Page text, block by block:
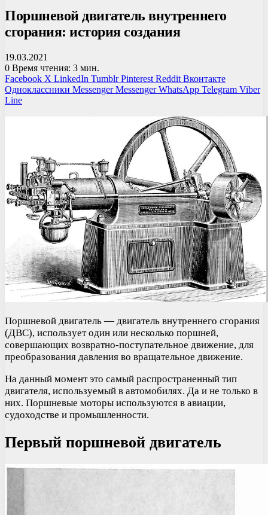
Поршневой двигатель внутреннего
сгорания: история создания
19.03.2021
0 Время чтения: 3 мин.
Facebook X LinkedIn Tumblr Pinterest Reddit Вконтакте
Одноклассники Messenger Messenger WhatsApp Telegram Viber
Line
Поршневой двигатель — двигатель внутреннего сгорания
(ДВС), использует один или несколько поршней,
совершающих возвратно-поступательное движение, для
преобразования давления во вращательное движение.
На данный момент это самый распространенный тип
двигателя, используемый в автомобилях. Да и не только в
них. Поршневые моторы используются в авиации,
судоходстве и промышленности.
Первый поршневой двигатель